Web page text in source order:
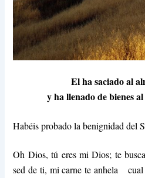
El ha saciado al
y ha llenado de bienes
Habéis probado la benignidad del
Oh Dios, tú eres mi Dios; te
sed de ti, mi carne te anhela cual